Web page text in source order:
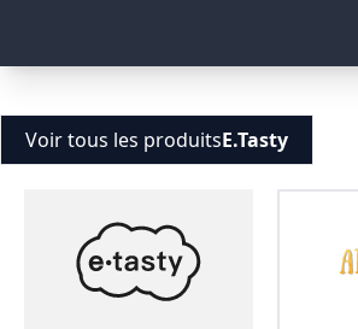
Voir tous les produitsE.Tasty